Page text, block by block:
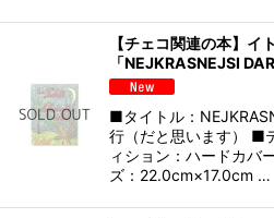
【チェコ関連の本】イ
「NEJKRASNEJSI
■タイトル：
行（だと思います） ■
ィション：ハードカバ
ズ：22.0cm×17.0cm …